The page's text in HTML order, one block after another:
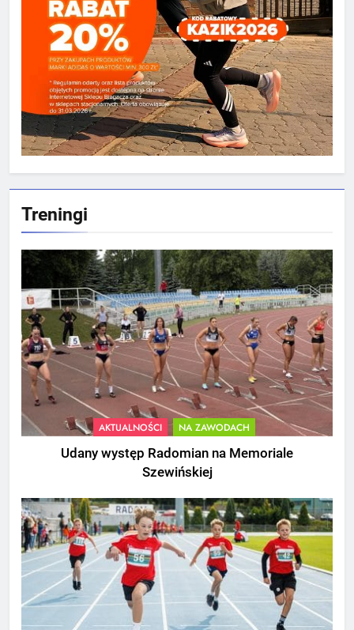
Treningi
AKTUALNOŚCI NA ZAWODACH
Udany występ Radomian na Memoriale
Szewińskiej